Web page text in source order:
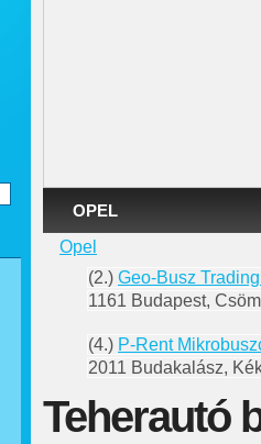
OPEL
Opel
(2.) Geo-Busz
1161 Budapest,
(4.) P-Rent
2011 Budakalász,
Teherautó